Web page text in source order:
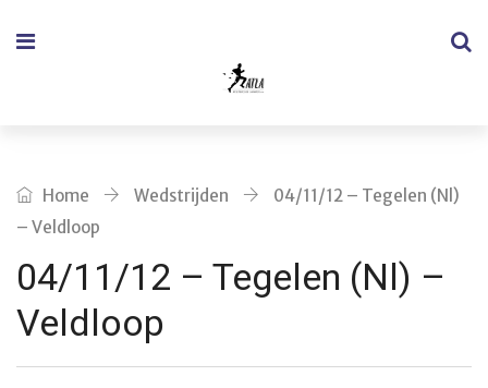
Home Wedstrijden
04/11/12 – Tegelen (Nl)
– Veldloop
04/11/12 – Tegelen (Nl) –
Veldloop